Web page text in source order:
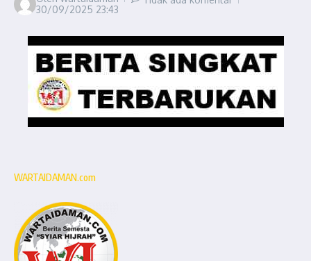
30/09/2025 23:43
WARTAIDAMAN.com